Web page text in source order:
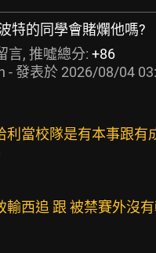
特的同學會賭爛他嗎?
言, 推噓總分: +86
- 發表於 2026/08/04
利當校隊是有本事跟有
輸西追 跟 被禁賽外沒